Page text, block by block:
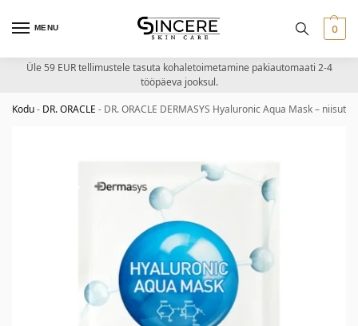
MENU 0
Üle 59 EUR tellimustele tasuta kohaletoimetamine pakiautomaati 2-4
tööpäeva jooksul.
Kodu- DR. ORACLE - DR. ORACLE DERMASYS Hyaluronic Aqua Mask –